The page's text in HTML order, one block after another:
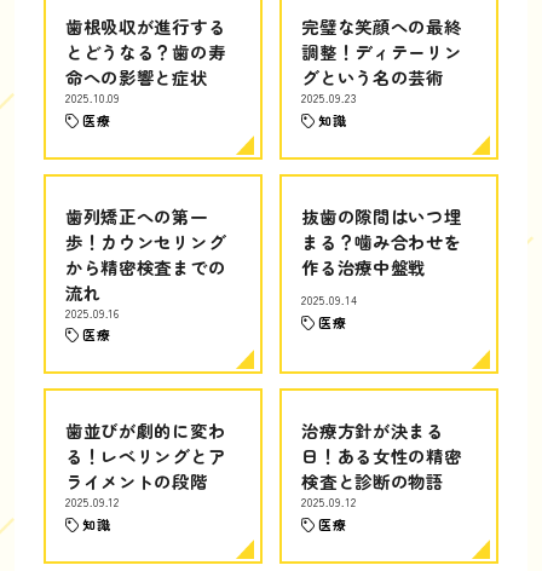
歯根吸収が進行する
とどうなる？歯の寿
命への影響と症状
2025.10.09
医療
完璧な笑顔への最終
調整！ディテーリン
グという名の芸術
2025.09.23
知識
歯列矯正への第一
歩！カウンセリング
から精密検査までの
流れ
2025.09.16
医療
抜歯の隙間はいつ埋
まる？噛み合わせを
作る治療中盤戦
2025.09.14
医療
歯並びが劇的に変わ
る！レベリングとア
ライメントの段階
2025.09.12
知識
治療方針が決まる
日！ある女性の精密
検査と診断の物語
2025.09.12
医療